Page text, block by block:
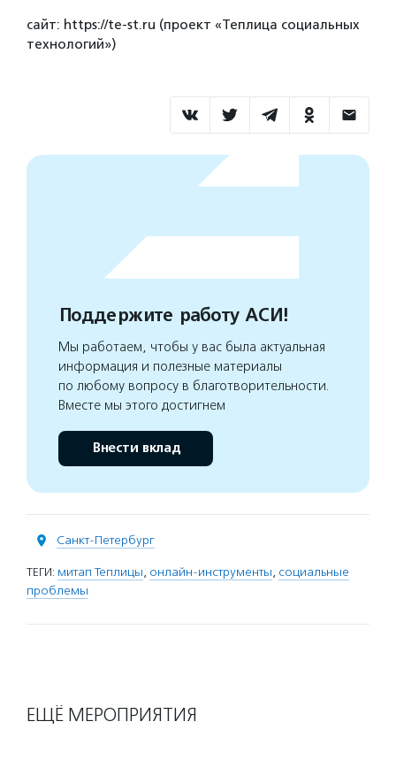
сайт: https://te-st.ru (проект «Теплица социальных
технологий»)
Поддержите работу АСИ!
Мы работаем, чтобы у вас была актуальная
информация и полезные материалы
по любому вопросу в благотворительности.
Вместе мы этого достигнем
Внести вклад
Санкт-Петербург
ТЕГИ: митап Теплицы, онлайн-инструменты, социальные
проблемы
ЕЩЁ МЕРОПРИЯТИЯ